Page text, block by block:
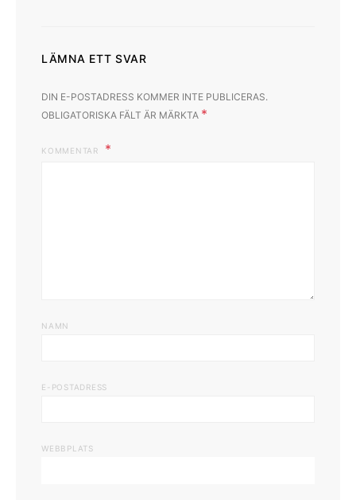
LÄMNA ETT SVAR
DIN E-POSTADRESS KOMMER INTE PUBLICERAS.
OBLIGATORISKA FÄLT ÄR MÄRKTA *
KOMMENTAR
NAMN
E-POSTADRESS
WEBBPLATS